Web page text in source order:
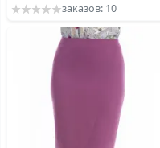
заказов: 10